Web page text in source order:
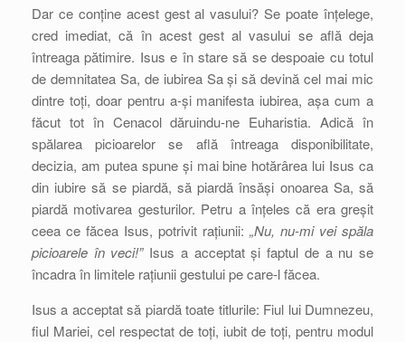
Dar ce conține acest gest al vasului? Se poate înțelege,
cred imediat, că în acest gest al vasului se află deja
întreaga pătimire. Isus e în stare să se despoaie cu totul
de demnitatea Sa, de iubirea Sa și să devină cel mai mic
dintre toți, doar pentru a-și manifesta iubirea, așa cum a
făcut tot în Cenacol dăruindu-ne Euharistia. Adică în
spălarea picioarelor se află întreaga disponibilitate,
decizia, am putea spune și mai bine hotărârea lui Isus ca
din iubire să se piardă, să piardă însăși onoarea Sa, să
piardă motivarea gesturilor. Petru a înțeles că era greșit
ceea ce făcea Isus, potrivit rațiunii: „Nu, nu-mi vei spăla
picioarele în veci!”Isus a acceptat și faptul de a nu se
încadra în limitele rațiunii gestului pe care-l făcea.
Isus a acceptat să piardă toate titlurile: Fiul lui Dumnezeu,
fiul Mariei, cel respectat de toți, iubit de toți, pentru modul